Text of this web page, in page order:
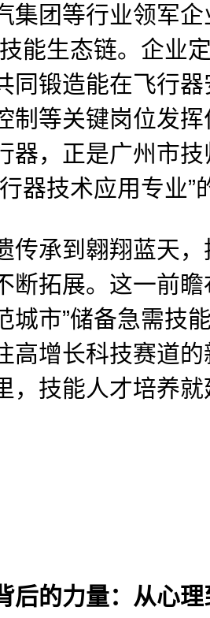
集团等行业领军
能生态链。企业
同锻造能在飞行
制等关键岗位发挥
器，正是广州市
器技术应用专业”
承到翱翔蓝天，
断拓展。这一前
城市”储备急需技
高增长科技赛道
，技能人才培养
后的力量：从心